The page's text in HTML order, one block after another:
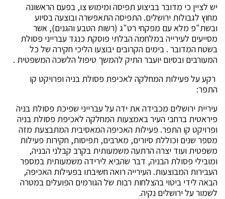
יש לציין כי מדובר בביצוע תפיסה ומימוש צו, בפעם הראשונה
מחוץ לגבולות ירושלים. התפיסה התאפשרה ובוצעה בסיוע
ובשת"פ מלא עם מפקחי רט"ג (רשות הטבע והגנים), אשר
מסייעים לעירייה במלחמה הבלתי פוסקת כנגד עברייני פסולת
בשטח המדובר . בימים הקרובים יבוצעו הליכי חקירה של כל
המעורבים ובסיום יועבר התיק להמשך טיפול הלשכה המשפטית .
רקע על פעילות המחלקה לאכיפת פסולת בניה ופרויקט קו
התפר:
עיריית ירושלים מכבידה את ידה על עברייני שפיכת פסולת בניה
פיראטית ברחבי העיר באמצעות המחלקה לאכיפת פסולת בניה
ופרויקט קו התפר. פעילות האכיפה המאסיבית המתבצעת מזה
מספר שנים וכוללת סיורים, מארבים, תפיסות, חקירות פעילות
משפטית ועוד יצרה הרתעה משמעותית בקרב קבלני הבניה,
ומובילי פסולת הבניה, דבר שהביא לירידה משמעותית במספר
העבירות המבוצעות. העירייה רואה חשיבתו בפעילות האכיפה,
הבאה לידי ביטוי בהצלחות רבות של הגורמים הפועלים במטרה
לשמור על ירושלים נקיה.